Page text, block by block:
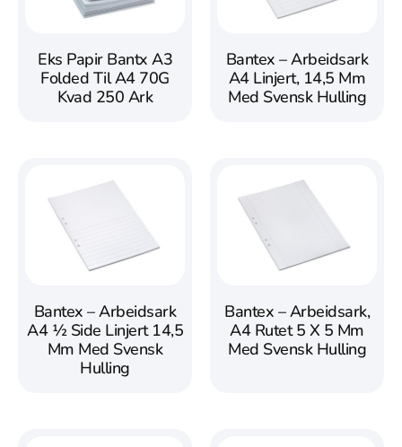
Eks Papir Bantx A3
Folded Til A4 70G
Kvad 250 Ark
Bantex – Arbeidsark
A4 Linjert, 14,5 Mm
Med Svensk Hulling
Bantex – Arbeidsark
A4 ½ Side Linjert 14,5
Mm Med Svensk
Hulling
Bantex – Arbeidsark,
A4 Rutet 5 X 5 Mm
Med Svensk Hulling